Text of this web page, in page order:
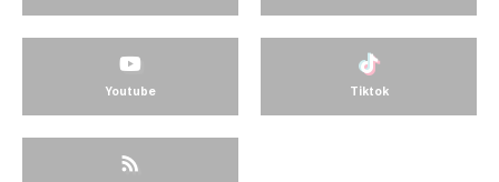
Youtube Tiktok